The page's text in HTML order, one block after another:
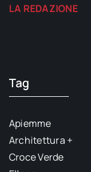
LA REDAZIONE
Tag
Apiemme
Architettura +
Croce Verde